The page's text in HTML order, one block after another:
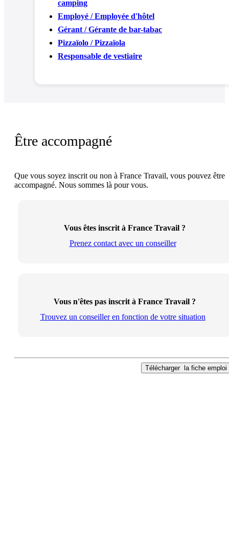
camping
Employé / Employée d'hôtel
Gérant / Gérante de bar-tabac
Pizzaïolo / Pizzaïola
Responsable de vestiaire
Être accompagné
Que vous soyez inscrit ou non à France Travail, vous pouvez être
accompagné. Nous sommes là pour vous.
Vous êtes inscrit à France Travail ?
Prenez contact avec un conseiller
Vous n'êtes pas inscrit à France Travail ?
Trouvez un conseiller en fonction de votre situation
Télécharger la fiche emploi